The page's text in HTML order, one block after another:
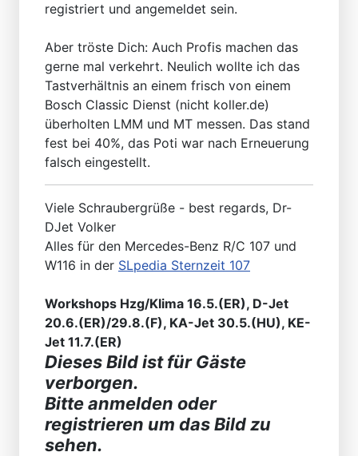
registriert und angemeldet sein.
Aber tröste Dich: Auch Profis machen das
gerne mal verkehrt. Neulich wollte ich das
Tastverhältnis an einem frisch von einem
Bosch Classic Dienst (nicht koller.de)
überholten LMM und MT messen. Das stand
fest bei 40%, das Poti war nach Erneuerung
falsch eingestellt.
Viele Schraubergrüße - best regards, Dr-
DJet Volker
Alles für den Mercedes-Benz R/C 107 und
W116 in der SLpedia Sternzeit 107
Workshops Hzg/Klima 16.5.(ER), D-Jet
20.6.(ER)/29.8.(F), KA-Jet 30.5.(HU), KE-
Jet 11.7.(ER)
Dieses Bild ist für Gäste
verborgen.
Bitte anmelden oder
registrieren um das Bild zu
sehen.